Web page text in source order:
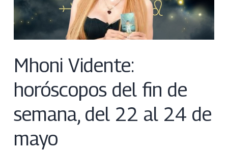
Mhoni Vidente:
horóscopos del fin de
semana, del 22 al 24 de
mayo